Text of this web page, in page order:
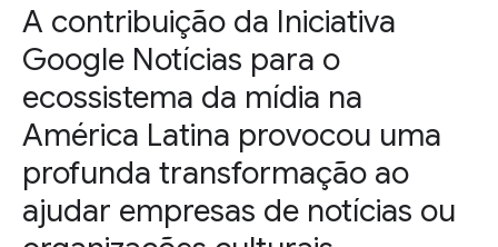
A contribuição da Iniciativa
Google Notícias para o
ecossistema da mídia na
América Latina provocou uma
profunda transformação ao
ajudar empresas de notícias ou